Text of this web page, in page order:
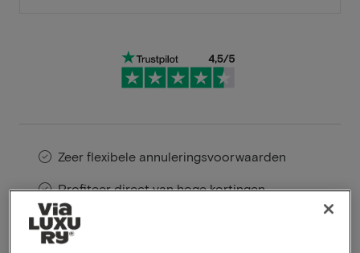
Zeer flexibele annuleringsvoorwaarden
Profiteer direct van hoge kortingen
Members profiteren van speciale
aanbiedingen